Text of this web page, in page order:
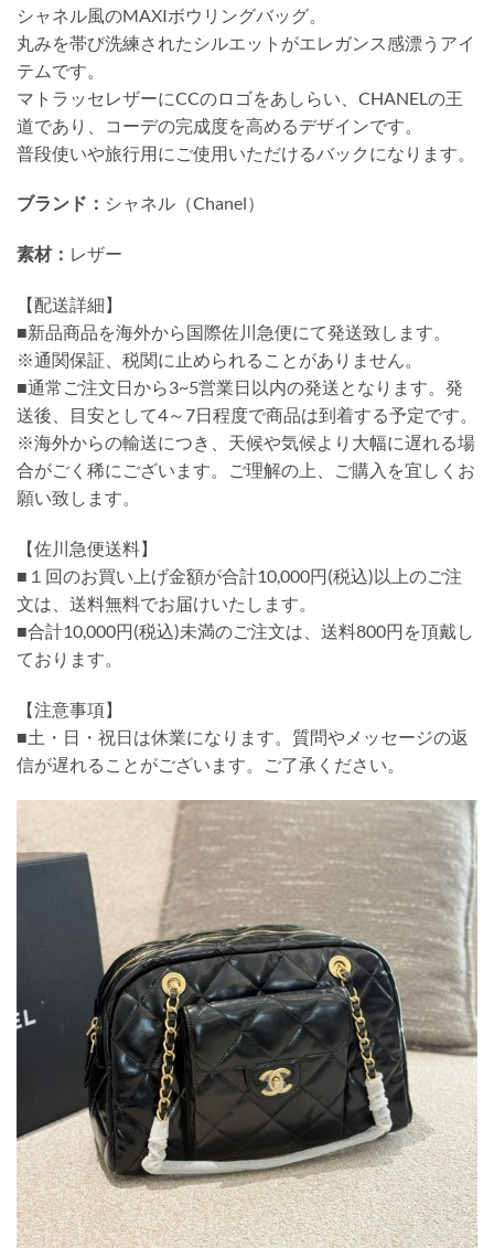
シャネル風のMAXIボウリングバッグ。
丸みを帯び洗練されたシルエットがエレガンス感漂うアイ
テムです。
マトラッセレザーにCCのロゴをあしらい、CHANELの王
道であり、コーデの完成度を高めるデザインです。
普段使いや旅行用にご使用いただけるバックになります。
ブランド： シャネル（Chanel）
素材： レザー
【配送詳細】
■新品商品を海外から国際佐川急便にて発送致します。
※通関保証、税関に止められることがありません。
■通常ご注文日から3~5営業日以内の発送となります。発
送後、目安として4～7日程度で商品は到着する予定です。
※海外からの輸送につき、天候や気候より大幅に遅れる場
合がごく稀にございます。ご理解の上、ご購入を宜しくお
願い致します。
【佐川急便送料】
■１回のお買い上げ金額が合計10,000円(税込)以上のご注
文は、送料無料でお届けいたします。
■合計10,000円(税込)未満のご注文は、送料800円を頂戴し
ております。
【注意事項】
■土・日・祝日は休業になります。質問やメッセージの返
信が遅れることがございます。ご了承ください。